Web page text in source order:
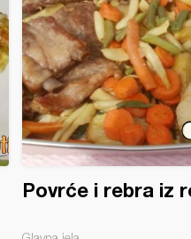
Povrće i rebra iz